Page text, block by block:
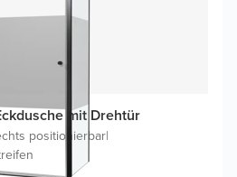
mit Drehtür
positionierbar|